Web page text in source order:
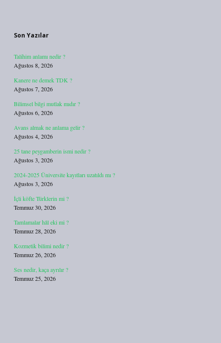
Son Yazılar
Talihim anlamı nedir ?
Ağustos 8, 2026
Kanere ne demek TDK ?
Ağustos 7, 2026
Bilimsel bilgi mutlak mıdır ?
Ağustos 6, 2026
Avans almak ne anlama gelir ?
Ağustos 4, 2026
25 tane peygamberin ismi nedir ?
Ağustos 3, 2026
2024-2025 Üniversite kayıtları uzatıldı mı ?
Ağustos 3, 2026
İçli köfte Türklerin mi ?
Temmuz 30, 2026
Tamlamalar hâl eki mi ?
Temmuz 28, 2026
Kozmetik bilimi nedir ?
Temmuz 26, 2026
Ses nedir, kaça ayrılır ?
Temmuz 25, 2026